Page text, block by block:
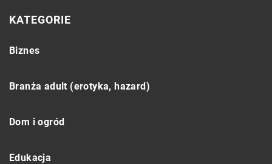
KATEGORIE
Biznes
Branża adult (erotyka, hazard)
Dom i ogród
Edukacja